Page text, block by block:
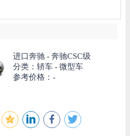
进口奔驰 - 奔驰CSC级
分类：轿车 - 微型车
参考价格：-